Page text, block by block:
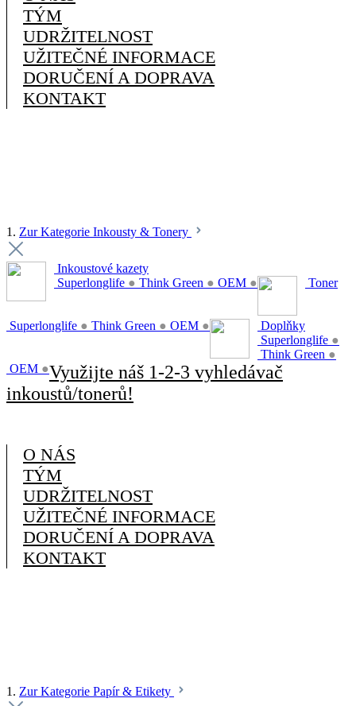
TÝM
UDRŽITELNOST
UŽITEČNÉ INFORMACE
DORUČENÍ A DOPRAVA
KONTAKT
1. Zur Kategorie Inkousty & Tonery
Inkoustové kazety
Superlonglife ● Think Green ● OEM ● Toner
Superlonglife ● Think Green ● OEM ●
Doplňky
Superlonglife ●
Think Green ●
OEM ●Využijte náš 1-2-3 vyhledávač
inkoustů/tonerů!
O NÁS
TÝM
UDRŽITELNOST
UŽITEČNÉ INFORMACE
DORUČENÍ A DOPRAVA
KONTAKT
1. Zur Kategorie Papír & Etikety